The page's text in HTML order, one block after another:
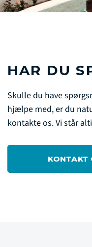
HAR DU
Skulle du have
hjælpe med, er du
kontakte os. Vi står
KONTAKT